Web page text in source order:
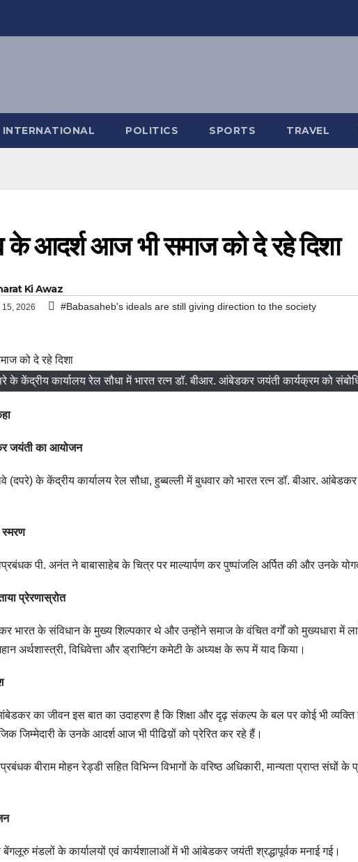
INTERNATIONAL POLITICS SPORTS TRAVEL
के आदर्श आज भी समाज को दे रहे दिशा
Ki Awaz
15, 2026 #Babasaheb's ideals are still giving direction to the society
के केंद्रीय कार्यालय रेल सौधा में भारत रत्न डॉ. बीआर. आंबेडकर जयंती कार्यक्रम को
जयंती का आयोजन
(दपरे) के केंद्रीय कार्यालय रेल सौधा, हुब्बल्ली में बुधवार को भारत रत्न डॉ. बीआर.
स्मरण
पी. अनंत ने बाबासाहेब के चित्र पर माल्यार्पण कर पुष्पांजलि अर्पित की और उनके
प्रेरणास्रोत
भारत के संविधान के मुख्य शिल्पकार थे और उन्होंने समाज के वंचित वर्गों को मुख्यधारा में
अर्थशास्त्री, विधिवेत्ता और ड्राफ्टिंग कमेटी के अध्यक्ष के रूप में याद किया।
का जीवन इस बात का उदाहरण है कि शिक्षा और दृढ़ संकल्प के बल पर कोई भी
जिम्मेदारी के उनके आदर्श आज भी पीढिय़ों को प्रेरित कर रहे हैं।
बीराम मोहन रेड्डी सहित विभिन्न विभागों के वरिष्ठ अधिकारी, मान्यता प्राप्त संघों के
मंडलों के कार्यालयों एवं कार्यशालाओं में भी आंबेडकर जयंती श्रद्धापूर्वक मनाई गई।